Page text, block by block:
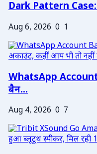
Dark Pattern Case:
Aug 6, 2026 0 1
WhatsApp
बैन...
Aug 4, 2026 0 7